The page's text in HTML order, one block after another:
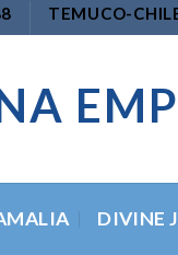
TEMUCO-
DIVINE